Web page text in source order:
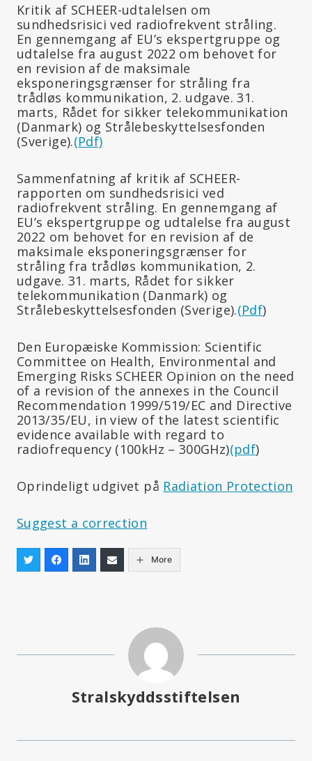
Kritik af SCHEER-udtalelsen om
sundhedsrisici ved radiofrekvent stråling.
En gennemgang af EU’s ekspertgruppe og
udtalelse fra august 2022 om behovet for
en revision af de maksimale
eksponeringsgrænser for stråling fra
trådløs kommunikation, 2. udgave. 31.
marts, Rådet for sikker telekommunikation
(Danmark) og Strålebeskyttelsesfonden
(Sverige).(Pdf)
Sammenfatning af kritik af SCHEER-
rapporten om sundhedsrisici ved
radiofrekvent stråling. En gennemgang af
EU’s ekspertgruppe og udtalelse fra august
2022 om behovet for en revision af de
maksimale eksponeringsgrænser for
stråling fra trådløs kommunikation, 2.
udgave. 31. marts, Rådet for sikker
telekommunikation (Danmark) og
Strålebeskyttelsesfonden (Sverige).(Pdf)
Den Europæiske Kommission: Scientific
Committee on Health, Environmental and
Emerging Risks SCHEER Opinion on the need
of a revision of the annexes in the Council
Recommendation 1999/519/EC and Directive
2013/35/EU, in view of the latest scientific
evidence available with regard to
radiofrequency (100kHz – 300GHz)(pdf)
Oprindeligt udgivet på Radiation Protection
Suggest a correction
More
Stralskyddsstiftelsen